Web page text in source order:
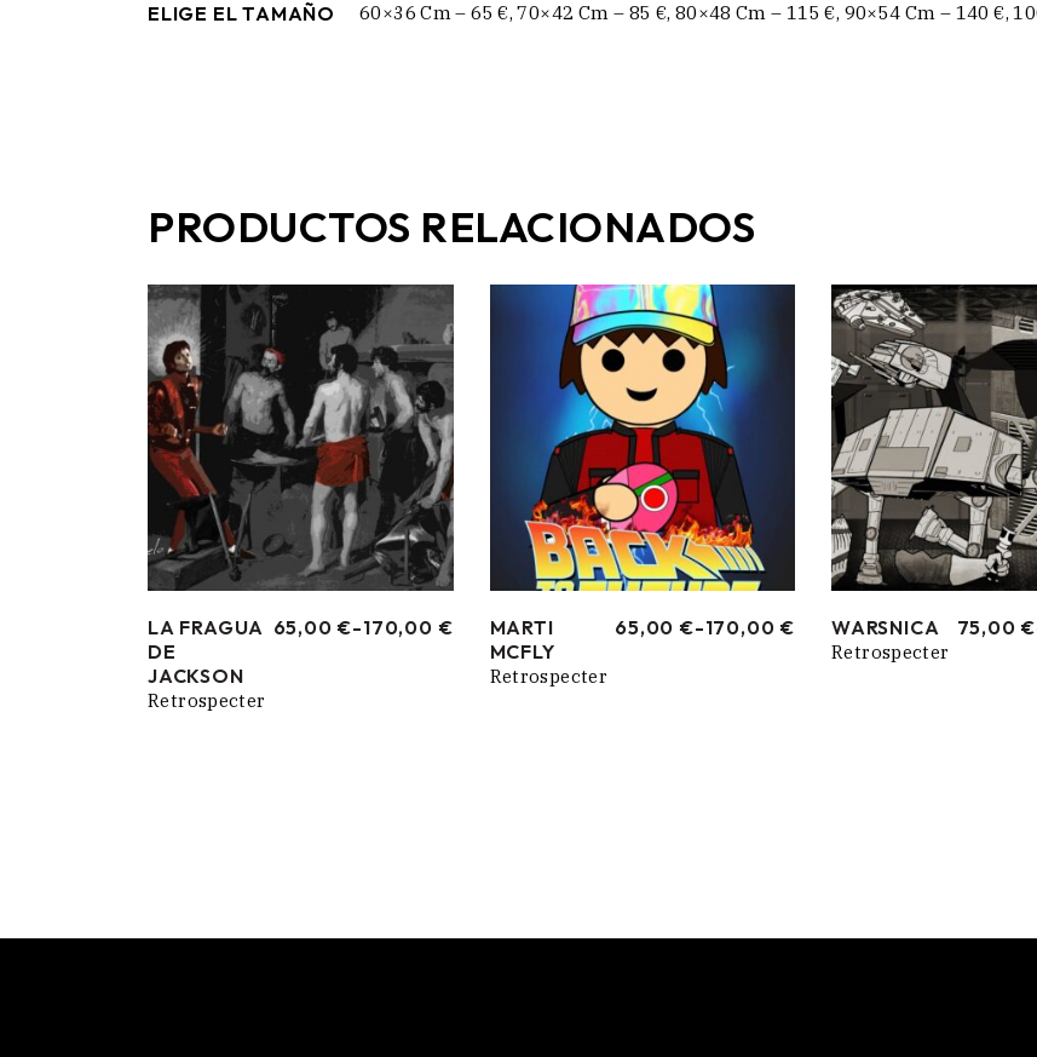
ELIGE EL TAMAÑO
60×36 Cm – 65 €, 70×42 Cm – 85 €, 80×48 Cm – 115 €, 90×54 Cm – 140 €,
PRODUCTOS RELACIONADOS
LA FRAGUA
DE
JACKSON
65,00 €-170,00 €
RANGO
Retrospecter
MARTI
MCFLY
65,00 €-170,00 €
RANGO
Retrospecter
WARSNICA 75,00 €
RANGO
Retrospecter